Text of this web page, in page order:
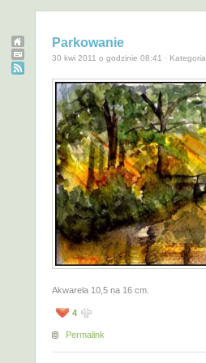
Parkowanie
30 kwi 2011 o godzinie 08:41 · Kategoria
Akwarela 10,5 na 16 cm.
4
Permalink